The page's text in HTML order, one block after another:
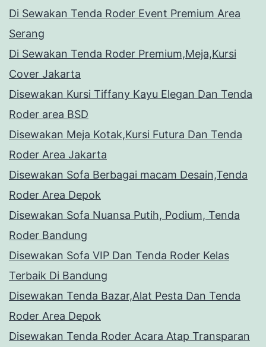
Di Sewakan Tenda Roder Event Premium Area
Serang
Di Sewakan Tenda Roder Premium,Meja,Kursi
Cover Jakarta
Disewakan Kursi Tiffany Kayu Elegan Dan Tenda
Roder area BSD
Disewakan Meja Kotak,Kursi Futura Dan Tenda
Roder Area Jakarta
Disewakan Sofa Berbagai macam Desain,Tenda
Roder Area Depok
Disewakan Sofa Nuansa Putih, Podium, Tenda
Roder Bandung
Disewakan Sofa VIP Dan Tenda Roder Kelas
Terbaik Di Bandung
Disewakan Tenda Bazar,Alat Pesta Dan Tenda
Roder Area Depok
Disewakan Tenda Roder Acara Atap Transparan